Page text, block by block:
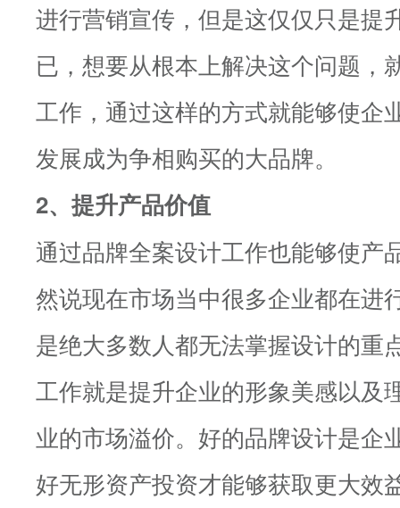
进行营销宣传，但是这仅仅只是提
已，想要从根本上解决这个问题，
工作，通过这样的方式就能够使企
发展成为争相购买的大品牌。
2、提升产品价值
通过品牌全案设计工作也能够使产
然说现在市场当中很多企业都在进
是绝大多数人都无法掌握设计的重
工作就是提升企业的形象美感以及
业的市场溢价。好的品牌设计是企
好无形资产投资才能够获取更大效